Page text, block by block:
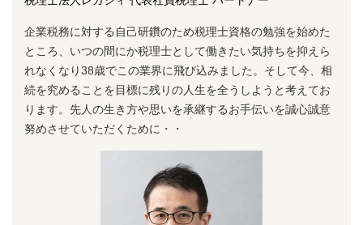
企業税務に対する⾃⼰研鑽のため税理⼠資格の勉強を始めた
ところ、いつの間にか税理⼠として働きたい気持ちを抑えら
れなくなり38歳でこの業界に⾶び込みました。そして今、相
続を究めることを⽬標に残りの⼈⽣を全うしようと考えてお
ります。先⼈の⽣き⽅や思いを承継するお⼿伝いを誠⼼誠意
努めさせていただくために・・